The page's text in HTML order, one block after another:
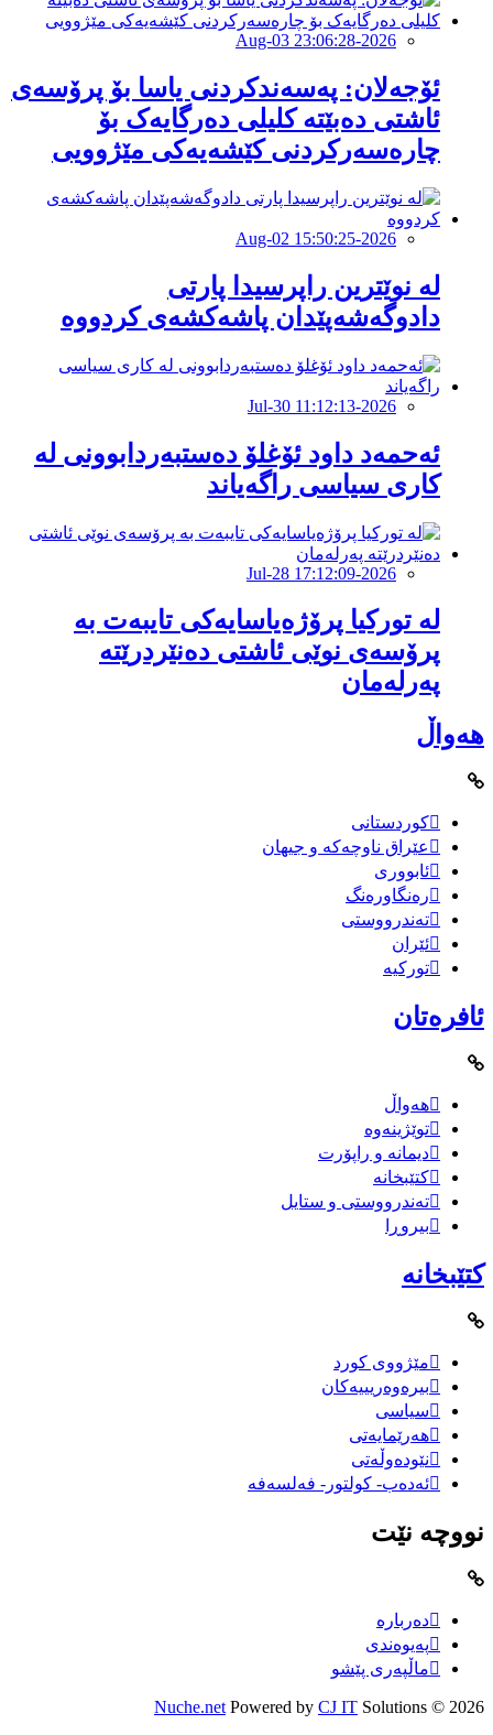
2026-Aug-03 23:06:28
ئۆجەلان: پەسەندکردنی یاسا بۆ پرۆسەی
ئاشتی دەبێتە کلیلی دەرگایەک بۆ
چارەسەرکردنی کێشەیەکی مێژوویى
2026-Aug-02 15:50:25
لە نوێترین راپرسیدا پارتی
دادوگەشەپێدان پاشەكشەی كردووە
2026-Jul-30 11:12:13
ئەحمەد داود ئۆغلۆ دەستبەردابوونی لە
كاری سیاسی راگەیاند
2026-Jul-28 17:12:09
لە تورکیا پرۆژەیاسایەكی تایبەت بە
پرۆسەی نوێی ئاشتی دەنێردرێتە
پەرلەمان
هەواڵ
کوردستانی
عێراق ناوچەکە و جیهان
ئابووری
رەنگاورەنگ
تەندرووستی
ئێران
تورکیە
ئافرەتان
هەواڵ
توێژینەوە
دیمانە و راپۆرت
کتێبخانە
تەندرووستی و ستایل
بیروڕا
کتێبخانە
مێژووى کورد
بیرەوەریییەکان
سیاسى
هەرێمایەتی
نێودەوڵەتی
ئەدەب- کولتور- فەلسەفە
نووچە نێت
دەربارە
پەیوەندی
ماڵپەری پێشو
2026 ©
Nuche.net Powered by CJ IT Solutions